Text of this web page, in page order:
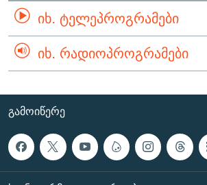
ᲘᲮ. ᲢᲔᲚᲔᲞᲠᲝᲒᲠᲐᲛᲔᲑᲘ
ᲘᲮ. ᲠᲐᲓᲘᲝᲞᲠᲝᲒᲠᲐᲛᲔᲑᲘ
ᲒᲐᲛᲝᲘᲬᲔᲠᲔ